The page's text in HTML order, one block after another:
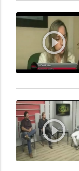
play_circle_outline
play_circle_outline